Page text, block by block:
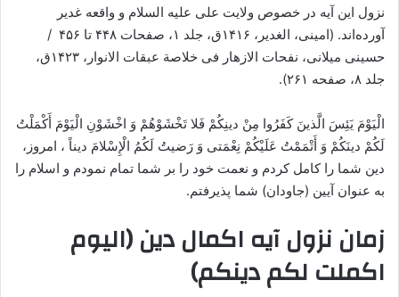
نزول این آیه در خصوص ولایت علی علیه السلام و واقعه غدیر
آورده‌اند. (امینی، الغدیر، ۱۴۱۶ق، جلد ۱، صفحات ۴۴۸ تا ۴۵۶ /
حسینی میلانی، نفحات الازهار فی خلاصة عبقات الانوار، ۱۴۲۳ق،
جلد ۸، صفحه ۲۶۱).
الْیَوْمَ یَئِسَ الَّذینَ کَفَرُوا مِنْ دینِکُمْ فَلا تَخْشَوْهُمْ وَ اخْشَوْنِ الْیَوْمَ أَکْمَلْتُ
لَکُمْ دینَکُمْ وَ أَتْمَمْتُ عَلَیْکُمْ نِعْمَتی وَ رَضیتُ لَکُمُ الْإِسْلامَ دیناً ، امروز،
دین شما را کامل کردم و نعمت خود را بر شما تمام نمودم و اسلام را
به عنوان آیین (جاودان) شما پذیرفتم.
زمان نزول آیه اکمال دین (الیوم
اکملت لکم دینکم)